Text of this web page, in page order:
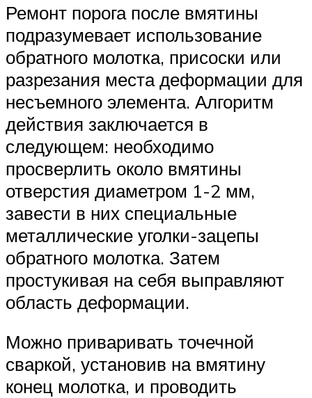
Ремонт порога после вмятины
подразумевает использование
обратного молотка, присоски или
разрезания места деформации для
несъемного элемента. Алгоритм
действия заключается в
следующем: необходимо
просверлить около вмятины
отверстия диаметром 1-2 мм,
завести в них специальные
металлические уголки-зацепы
обратного молотка. Затем
простукивая на себя выправляют
область деформации.
Можно приваривать точечной
сваркой, установив на вмятину
конец молотка, и проводить